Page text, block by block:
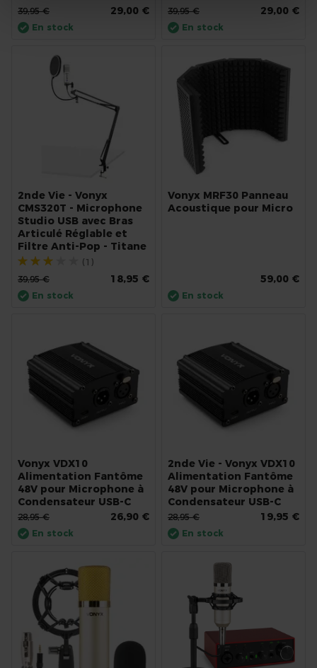
60%
29,00 €
39,95 €
En stock
60%
29,00 €
39,95 €
En stock
2nde Vie - Vonyx
CMS320T - Microphone
Studio USB avec Bras
Articulé Réglable et
Filtre Anti-Pop - Titane
Évaluation:
60%
(1)
18,95 €
39,95 €
En stock
Vonyx MRF30 Panneau
Acoustique pour Micro
59,00 €
En stock
Vonyx VDX10
Alimentation Fantôme
48V pour Microphone à
Condensateur USB-C
26,90 €
28,95 €
En stock
2nde Vie - Vonyx VDX10
Alimentation Fantôme
48V pour Microphone à
Condensateur USB-C
19,95 €
28,95 €
En stock